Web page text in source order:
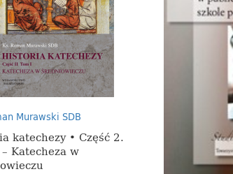
Murawski SDB
katechezy • Część 2.
Katecheza w